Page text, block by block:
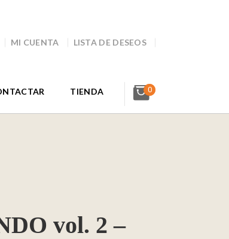
MI CUENTA LISTA DE DESEOS
TIENDA 0
vol. 2 –